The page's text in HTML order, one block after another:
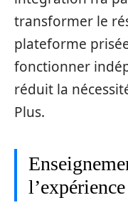
transformer le
plateforme
fonctionner
réduit la
Plus.